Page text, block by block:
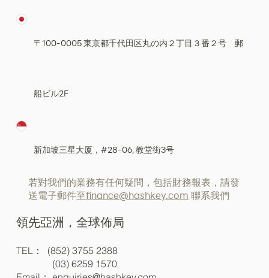
〒100-0005 東京都千代田区丸の内２丁目３番２号 郵
船ビル2F
新加坡三星大厦，#28-06, 教堂街3号
若對我們的業務有任何疑問，包括財務報表，請發
送電子郵件至finance@hashkey.com 聯系我們
領先亞洲，全球佈局
TEL： (852) 3755 2388
(03) 6259 1570